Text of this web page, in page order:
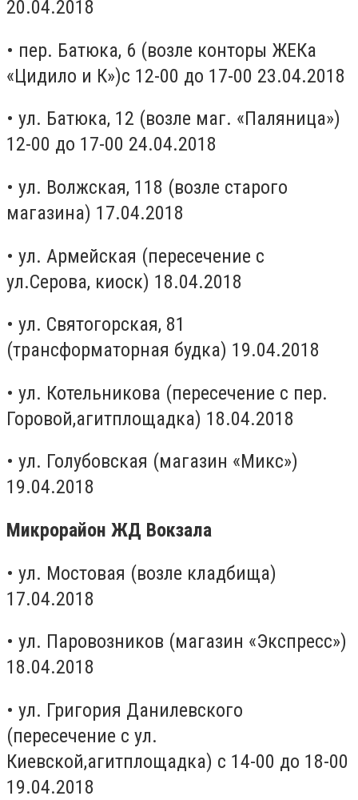
20.04.2018
• пер. Батюка, 6 (возле конторы ЖЕКа
«Цидило и К»)с 12-00 до 17-00 23.04.2018
• ул. Батюка, 12 (возле маг. «Паляница»)
12-00 до 17-00 24.04.2018
• ул. Волжская, 118 (возле старого
магазина) 17.04.2018
• ул. Армейская (пересечение с
ул.Серова, киоск) 18.04.2018
• ул. Святогорская, 81
(трансформаторная будка) 19.04.2018
• ул. Котельникова (пересечение с пер.
Горовой,агитплощадка) 18.04.2018
• ул. Голубовская (магазин «Микс»)
19.04.2018
Микрорайон ЖД Вокзала
• ул. Мостовая (возле кладбища)
17.04.2018
• ул. Паровозников (магазин «Экспресс»)
18.04.2018
• ул. Григория Данилевского
(пересечение с ул.
Киевской,агитплощадка) с 14-00 до 18-00
19.04.2018